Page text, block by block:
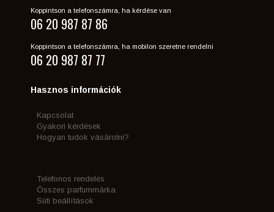
Koppintson a telefonszámra, ha kérdése van
06 20 987 87 86
Koppintson a telefonszámra, ha mobilon szeretne rendelni
06 20 987 87 77
Hasznos információk
Kapcsolat
Gyakori kérdések
Hogyan tudok vásárolni?
Telefonos rendelés
Összes parfummárka
Süti beállítások